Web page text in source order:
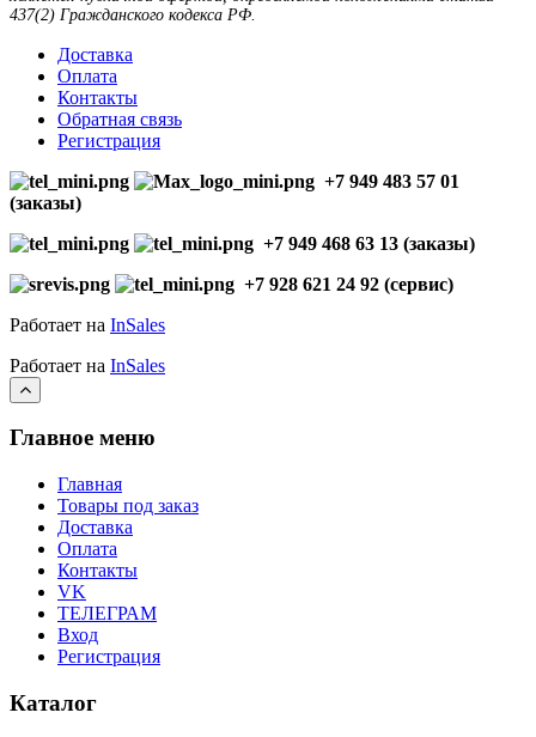
437(2) Гражданского кодекса РФ.
Доставка
Оплата
Контакты
Обратная связь
Регистрация
+7 949 483 57 01
(заказы)
+7 949 468 63 13 (заказы)
+7 928 621 24 92 (сервис)
Работает на InSales
Работает на InSales
Главное меню
Главная
Товары под заказ
Доставка
Оплата
Контакты
VK
ТЕЛЕГРАМ
Вход
Регистрация
Каталог